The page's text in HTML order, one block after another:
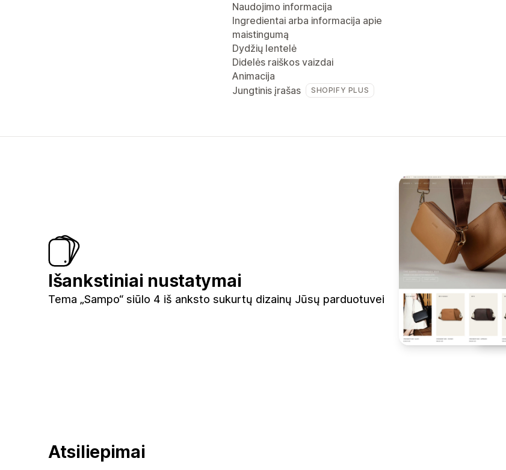
Naudojimo informacija
Ingredientai arba informacija apie
maistingumą
Dydžių lentelė
Didelės raiškos vaizdai
Animacija
Jungtinis įrašas
SHOPIFY PLUS
Išankstiniai nustatymai
Tema „Sampo“ siūlo 4 iš anksto sukurtų dizainų Jūsų parduotuvei
Atsiliepimai